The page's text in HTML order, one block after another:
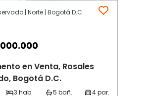
| Norte | Bogotá D.C.
en Venta, Rosales
Bogotá D.C.